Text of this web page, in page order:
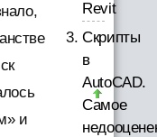
и
Revit
Скрипты
в
AutoCAD.
Самое